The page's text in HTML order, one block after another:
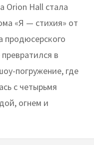
Orion Hall стала
«Я — стихия» от
продюсерского
в
погружение, где
с четырьмя
огнем и